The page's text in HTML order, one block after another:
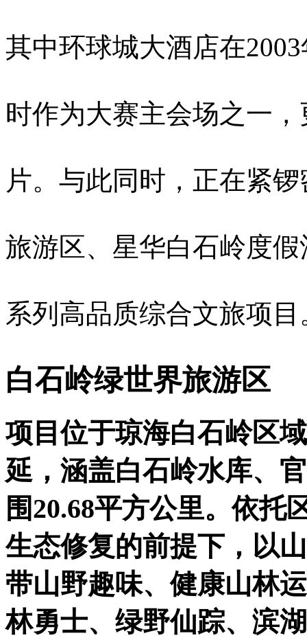
其中环球城大酒店在
时作为大赛主会场之一
片。与此同时，正在紧
旅游区、星华白石岭度
系列高品质综合文旅项目
白石岭绿世界旅游区
项目位于琼海白石岭区
延，涵盖白石岭水库、
围20.68平方公里。依托
生态修复的前提下，以
带山野趣味、健康山林
林勇士、绿野仙踪、滨